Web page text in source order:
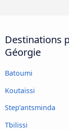
Destinations
Géorgie
Batoumi
Koutaïssi
Step’antsminda
Tbilissi